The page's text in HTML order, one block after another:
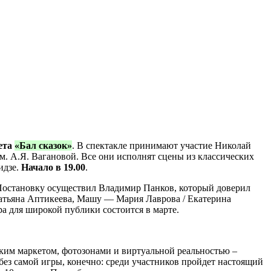
«Бал сказок». В спектакле принимают участие Николай
А.Я. Вагановой. Все они исполнят сцены из классических
Начало в 19.00.
осуществил Владимир Панков, который доверил
Аптикеева, Машу — Мария Лаврова / Екатерина
широкой публики состоится в марте.
маркетом, фотозонами и виртуальной реальностью –
самой игры, конечно: среди участников пройдет настоящий